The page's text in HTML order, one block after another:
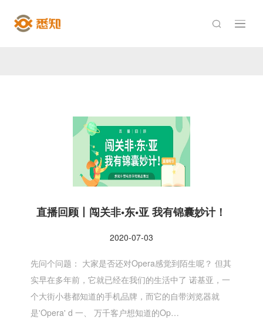

直播回顾丨闯关非•东•亚 我有锦囊妙计！
2020-07-03
先问个问题： 大家是否还对Opera感觉到陌生呢？ 但其
实早在多年前，它就已经在我们的生活中了 诺基亚，一
个大街小巷都知道的手机品牌，而它的自带浏览器就
是'Opera' d 一、 万千客户想知道的Op…